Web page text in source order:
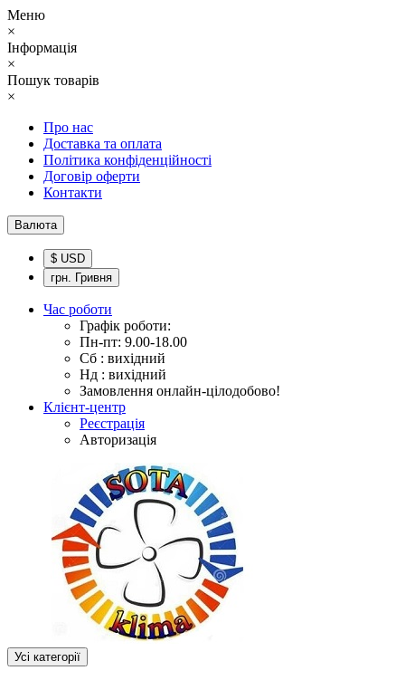
Меню
×
Інформація
×
Пошук товарів
×
Про нас
Доставка та оплата
Політика конфіденційності
Договір оферти
Контакти
Валюта
$ USD
грн. Гривня
Час роботи
Графік роботи:
Пн-пт: 9.00-18.00
Сб : вихідний
Нд : вихідний
Замовлення онлайн-цілодобово!
Клієнт-центр
Реєстрація
Авторизація
Усі категорії